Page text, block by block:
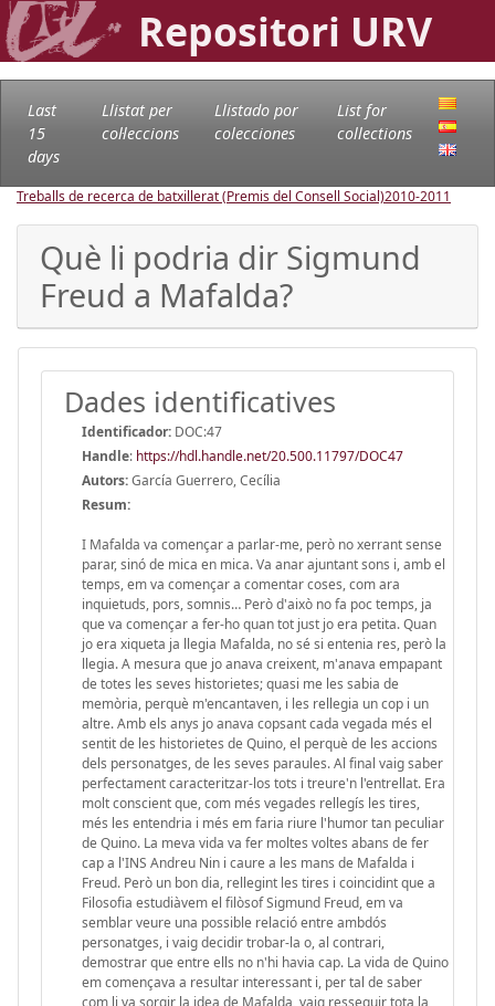
Repositori URV
Last
15
days
Llistat per
col·leccions
Llistado por
colecciones
List for
collections
Treballs de recerca de batxillerat (Premis del Consell Social)2010-2011
Què li podria dir Sigmund
Freud a Mafalda?
Dades identificatives
Identificador: DOC:47
Handle: https://hdl.handle.net/20.500.11797/DOC47
Autors:García Guerrero, Cecília
Resum:
I Mafalda va començar a parlar-me, però no xerrant sense
parar, sinó de mica en mica. Va anar ajuntant sons i, amb el
temps, em va començar a comentar coses, com ara
inquietuds, pors, somnis… Però d'això no fa poc temps, ja
que va començar a fer-ho quan tot just jo era petita. Quan
jo era xiqueta ja llegia Mafalda, no sé si entenia res, però la
llegia. A mesura que jo anava creixent, m'anava empapant
de totes les seves historietes; quasi me les sabia de
memòria, perquè m'encantaven, i les rellegia un cop i un
altre. Amb els anys jo anava copsant cada vegada més el
sentit de les historietes de Quino, el perquè de les accions
dels personatges, de les seves paraules. Al final vaig saber
perfectament caracteritzar-los tots i treure'n l'entrellat. Era
molt conscient que, com més vegades rellegís les tires,
més les entendria i més em faria riure l'humor tan peculiar
de Quino. La meva vida va fer moltes voltes abans de fer
cap a l'INS Andreu Nin i caure a les mans de Mafalda i
Freud. Però un bon dia, rellegint les tires i coincidint que a
Filosofia estudiàvem el filòsof Sigmund Freud, em va
semblar veure una possible relació entre ambdós
personatges, i vaig decidir trobar-la o, al contrari,
demostrar que entre ells no n'hi havia cap. La vida de Quino
em començava a resultar interessant i, per tal de saber
com li va sorgir la idea de Mafalda, vaig resseguir tota la